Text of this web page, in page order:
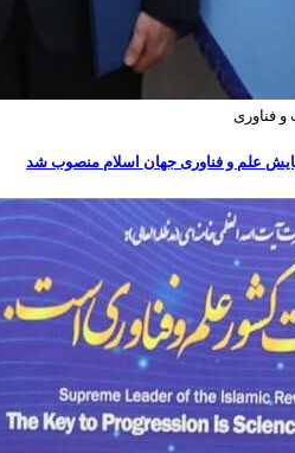
و فناوری
علم و فناوری جهان اسلام منصوب شد